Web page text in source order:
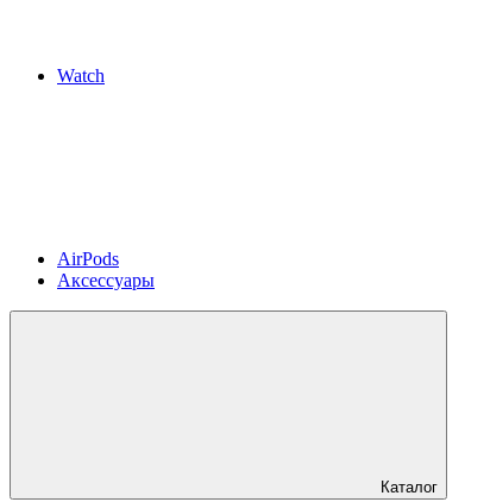
Watch
AirPods
Аксессуары
Каталог